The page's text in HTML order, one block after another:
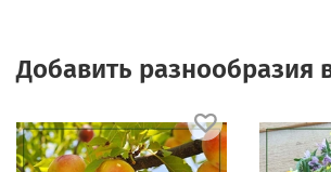
Добавить разнообразия